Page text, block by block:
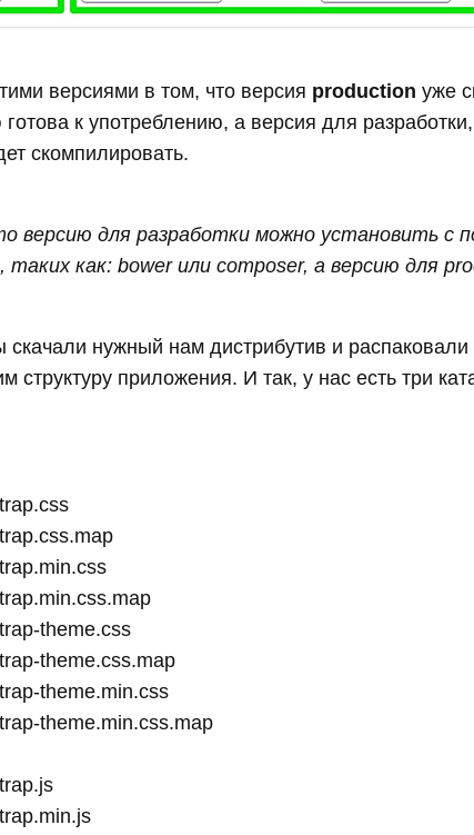
версиями в том, что версия production уже
готова к употреблению, а версия для
скомпилировать.
версию для разработки можно установить с
таких как: bower или composer, а версию для
скачали нужный нам дистрибутив и
структуру приложения. И так, у нас есть три
theme.css
theme.css.map
theme.min.css
theme.min.css.map